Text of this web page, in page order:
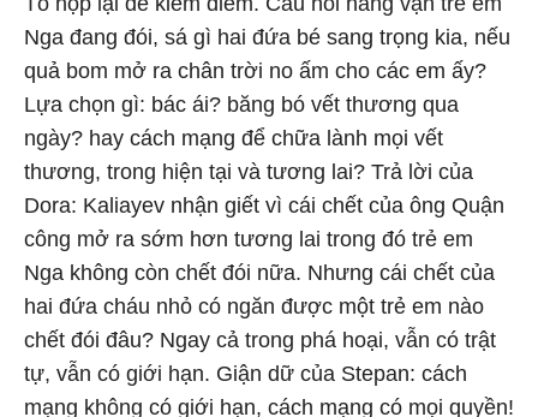
Nga đang đói, sá gì hai đứa bé sang trọng kia, nếu
quả bom mở ra chân trời no ấm cho các em ấy?
Lựa chọn gì: bác ái? băng bó vết thương qua
ngày? hay cách mạng để chữa lành mọi vết
thương, trong hiện tại và tương lai? Trả lời của
Dora: Kaliayev nhận giết vì cái chết của ông Quận
công mở ra sớm hơn tương lai trong đó trẻ em
Nga không còn chết đói nữa. Nhưng cái chết của
hai đứa cháu nhỏ có ngăn được một trẻ em nào
chết đói đâu? Ngay cả trong phá hoại, vẫn có trật
tự, vẫn có giới hạn. Giận dữ của Stepan: cách
mạng không có giới hạn, cách mạng có mọi quyền!